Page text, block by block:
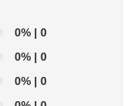
0% | 0
0% | 0
0% | 0